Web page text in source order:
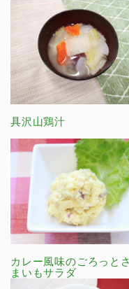
具沢山鶏汁
カレー風味のごろっと
まいもサラダ